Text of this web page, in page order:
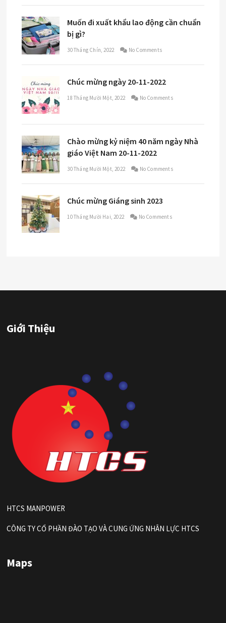
Muốn đi xuất khẩu lao động cần chuẩn
bị gì?
30 Tháng Chín, 2022 No Comments
Chúc mừng ngày 20-11-2022
18 Tháng Mười Một, 2022 No Comments
Chào mừng kỷ niệm 40 năm ngày Nhà
giáo Việt Nam 20-11-2022
30 Tháng Mười Một, 2022 No Comments
Chúc mừng Giáng sinh 2023
10 Tháng Mười Hai, 2022 No Comments
Giới Thiệu
HTCS MANPOWER
CÔNG TY CỔ PHẦN ĐÀO TẠO VÀ CUNG ỨNG NHÂN LỰC HTCS
Maps